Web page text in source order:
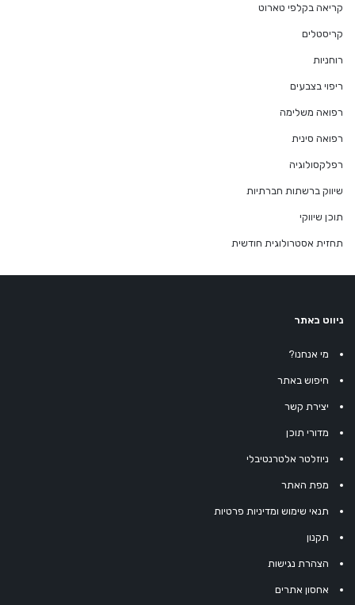
קריאה בקלפי טארוט
קריסטלים
רוחניות
ריפוי בצבעים
רפואה משלימה
רפואה סינית
רפלקסולוגיה
שיווק ברשתות חברתיות
תוכן שיווקי
תחזית אסטרולוגית חודשית
ניווט באתר
מי אנחנו?
חיפוש באתר
יצירת קשר
מדורי תוכן
ניוזלטר אלטרנטיבלי
מפת האתר
תנאי שימוש ומדיניות פרטיות
תקנון
הצהרת נגישות
אחסון אתרים